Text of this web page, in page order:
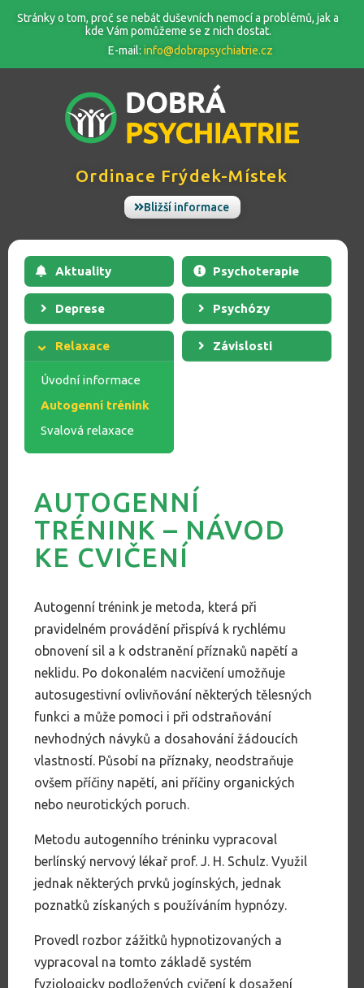
Stránky o tom, proč se nebát duševních nemocí a problémů, jak a
kde Vám pomůžeme se z nich dostat.
E-mail: info@dobrapsychiatrie.cz
Ordinace Frýdek-Místek
Bližší informace
AUTOGENNÍ
TRÉNINK – NÁVOD
KE CVIČENÍ
Autogenní trénink je metoda, která při
pravidelném provádění přispívá k rychlému
obnovení sil a k odstranění příznaků napětí a
neklidu. Po dokonalém nacvičení umožňuje
autosugestivní ovlivňování některých tělesných
funkci a může pomoci i při odstraňování
nevhodných návyků a dosahování žádoucích
vlastností. Působí na příznaky, neodstraňuje
ovšem příčiny napětí, ani příčiny organických
nebo neurotických poruch.
Metodu autogenního tréninku vypracoval
berlínský nervový lékař prof. J. H. Schulz. Využil
jednak některých prvků jogínských, jednak
poznatků získaných s používáním hypnózy.
Provedl rozbor zážitků hypnotizovaných a
vypracoval na tomto základě systém
fyziologicky podložených cvičení k dosažení
Aktuality Psychoterapie
Deprese Psychózy
Relaxace
Úvodní informace
Autogenní trénink
Svalová relaxace
Závislosti